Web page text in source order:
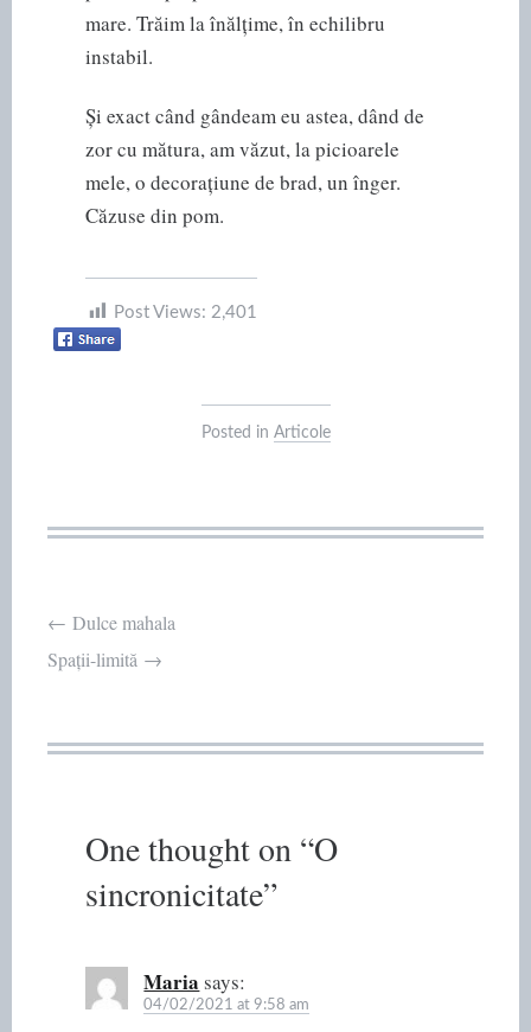
mare. Trăim la înălțime, în echilibru
instabil.
Și exact când gândeam eu astea, dând de
zor cu mătura, am văzut, la picioarele
mele, o decorațiune de brad, un înger.
Căzuse din pom.
Post Views: 2,401
Posted in Articole
Post
← Dulce mahala
Spații-limită →
One thought on “O
sincronicitate”
Maria says:
04/02/2021 at 9:58 am